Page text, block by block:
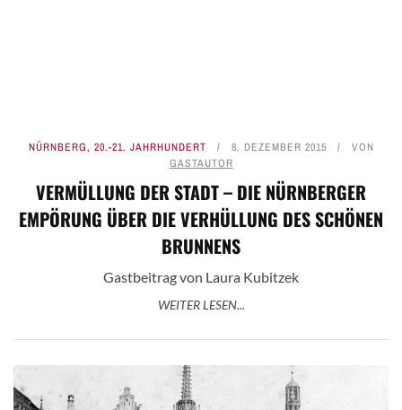
NÜRNBERG, 20.-21. JAHRHUNDERT 8. DEZEMBER 2015
VON
GASTAUTOR
VERMÜLLUNG DER STADT – DIE NÜRNBERGER
EMPÖRUNG ÜBER DIE VERHÜLLUNG DES SCHÖNEN
BRUNNENS
Gastbeitrag von Laura Kubitzek
WEITER LESEN...